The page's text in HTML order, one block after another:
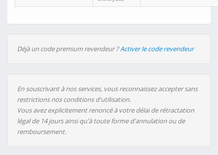
Déjà un code premium revendeur ?Activer le code revendeur
En souscrivant à nos services, vous reconnaissez accepter sans
restrictions nos conditions d'utilisation.
Vous avez explicitement renoncé à votre délai de rétractation
légal de 14 jours ainsi qu'à toute forme d'annulation ou de
remboursement.